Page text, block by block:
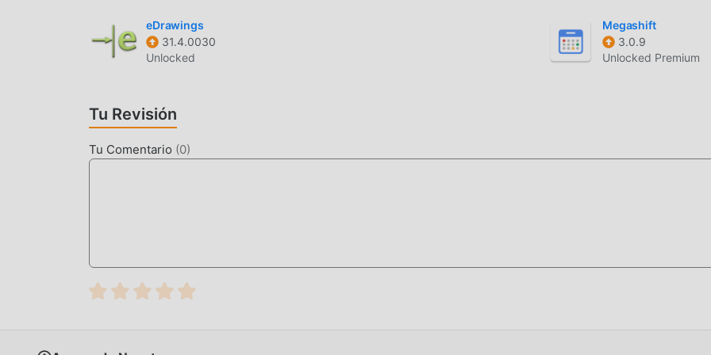
eDrawings
31.4.0030
Unlocked
Megashift
3.0.9
Unlocked Premium
Tu Revisión
Tu Comentario (0)